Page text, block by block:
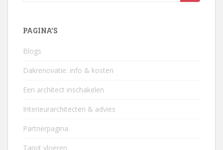
PAGINA’S
Blogs
Dakrenovatie: info & kosten
Een architect inschakelen
Interieurarchitecten & advies
Partnerpagina
Tapijt vloeren